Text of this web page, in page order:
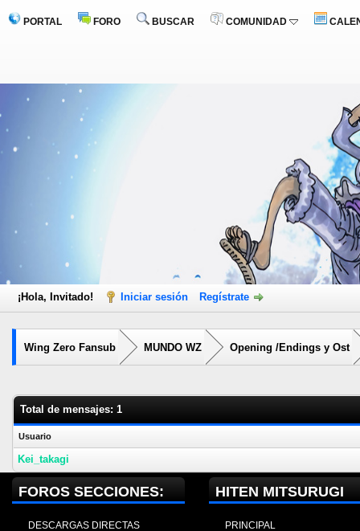
PORTAL FORO BUSCAR COMUNIDAD
¡Hola, Invitado! Iniciar sesión Regístrate
Wing Zero Fansub MUNDO WZ Opening /Endings y Ost
Total de mensajes: 1
Usuario
Kei_takagi
FOROS SECCIONES:
DESCARGAS DIRECTAS
HITEN MITSURUGI
PRINCIPAL